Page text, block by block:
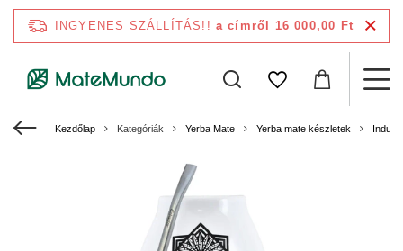
INGYENES SZÁLLÍTÁS!! a címről 16 000,00 Ft
Kezdőlap Kategóriák Yerba Mate Yerba mate készletek Induló